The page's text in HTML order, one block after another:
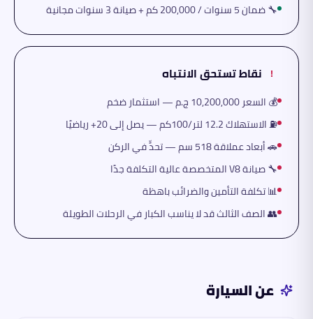
🔧 ضمان 5 سنوات / 200,000 كم + صيانة 3 سنوات مجانية
! نقاط تستحق الانتباه
💰 السعر 10,200,000 ج.م — استثمار ضخم
⛽ الاستهلاك 12.2 لتر/100كم — يصل إلى 20+ رياضيًا
🚗 أبعاد عملاقة 518 سم — تحدٍّ في الركن
🔧 صيانة V8 المتخصصة عالية التكلفة جدًا
📊 تكلفة التأمين والضرائب باهظة
👥 الصف الثالث قد لا يناسب الكبار في الرحلات الطويلة
عن السيارة